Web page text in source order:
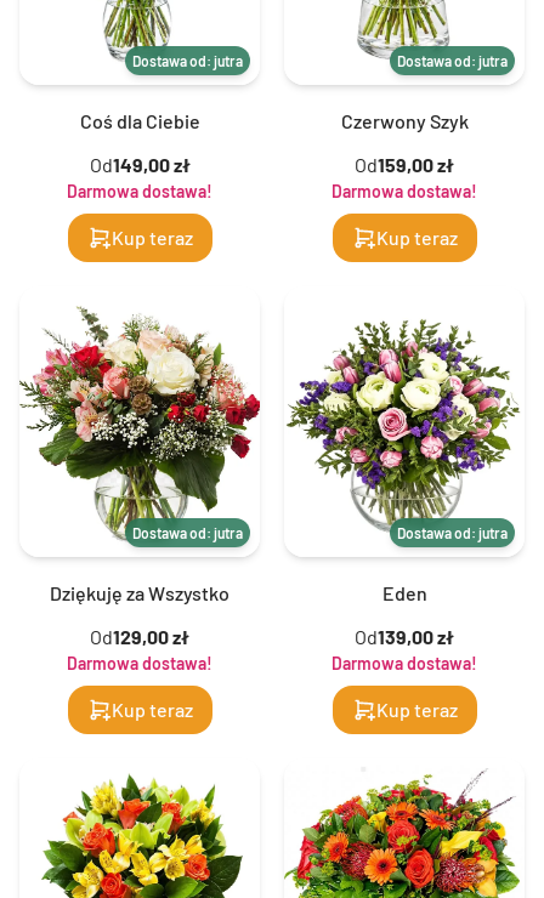
Dostawa od: jutra
Coś dla Ciebie
Od149,00 zł
Darmowa dostawa!
Kup teraz
Dostawa od: jutra
Czerwony Szyk
Od159,00 zł
Darmowa dostawa!
Kup teraz
Dostawa od: jutra
Dziękuję za Wszystko
Od129,00 zł
Darmowa dostawa!
Kup teraz
Dostawa od: jutra
Eden
Od139,00 zł
Darmowa dostawa!
Kup teraz